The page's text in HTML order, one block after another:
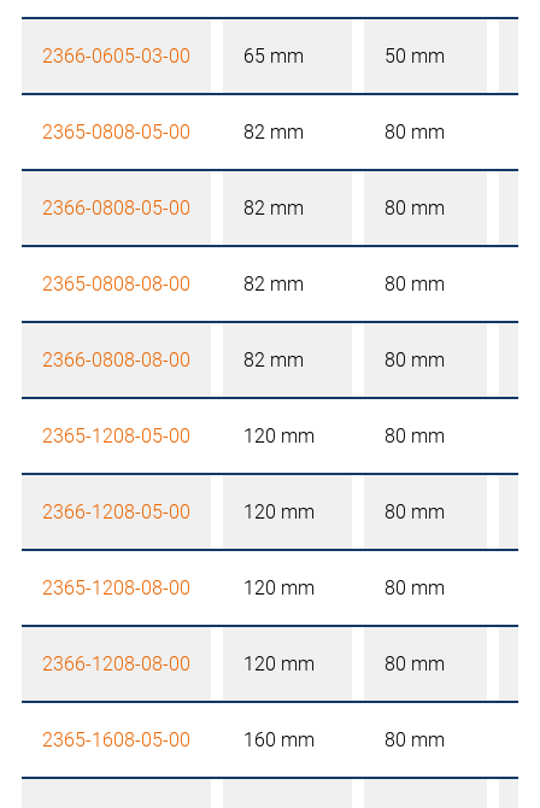
2366-0605-03-00 65 mm 50 mm
2365-0808-05-00 82 mm 80 mm
2366-0808-05-00 82 mm 80 mm
2365-0808-08-00 82 mm 80 mm
2366-0808-08-00 82 mm 80 mm
2365-1208-05-00 120 mm 80 mm
2366-1208-05-00 120 mm 80 mm
2365-1208-08-00 120 mm 80 mm
2366-1208-08-00 120 mm 80 mm
2365-1608-05-00 160 mm 80 mm